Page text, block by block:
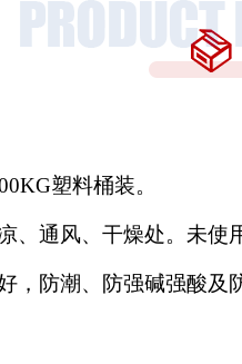
塑料桶装。
、通风、干燥处。未使
，防潮、防强碱强酸及